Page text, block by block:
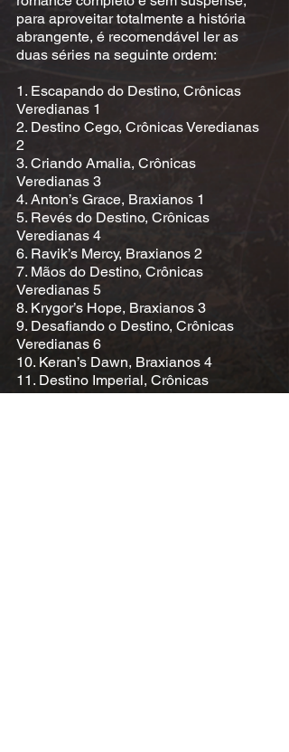
para aproveitar totalmente a história
abrangente, é recomendável ler as
duas séries na seguinte ordem:
1. Escapando do Destino, Crônicas
Veredianas 1
2. Destino Cego, Crônicas Veredianas
2
3. Criando Amalia, Crônicas
Veredianas 3
4. Anton’s Grace, Braxianos 1
5. Revés do Destino, Crônicas
Veredianas 4
6. Ravik’s Mercy, Braxianos 2
7. Mãos do Destino, Crônicas
Veredianas 5
8. Krygor’s Hope, Braxianos 3
9. Desafiando o Destino, Crônicas
Veredianas 6
10. Keran’s Dawn, Braxianos 4
11. Destino Imperial, Crônicas
Veredianas 7